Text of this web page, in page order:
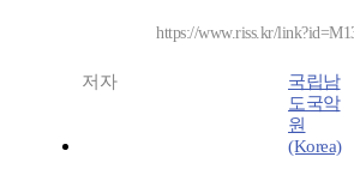
https://www.riss.kr/
저자
국립남
도국악
원
(Korea)